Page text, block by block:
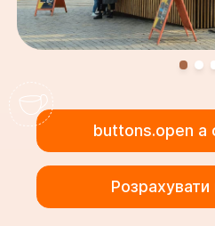
buttons.open a